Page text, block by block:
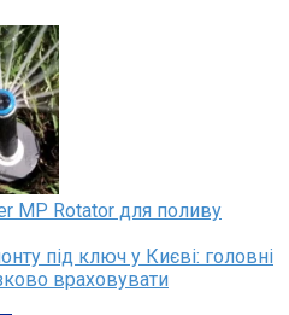
MP Rotator для поливу
під ключ у Києві: головні
враховувати